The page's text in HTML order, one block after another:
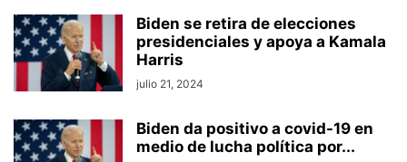
Biden se retira de elecciones
presidenciales y apoya a Kamala
Harris
julio 21, 2024
Biden da positivo a covid-19 en
medio de lucha política por...